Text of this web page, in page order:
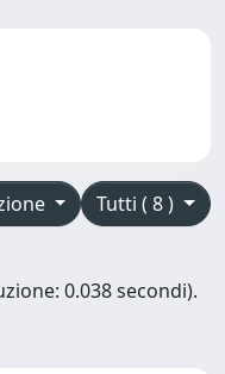
Tutti ( 8 )
0.038 secondi).